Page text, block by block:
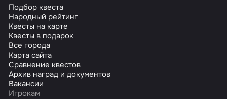
Подбор квеста
Народный рейтинг
Квесты на карте
Квесты в подарок
Все города
Карта сайта
Сравнение квестов
Архив наград и документов
Вакансии
Игрокам